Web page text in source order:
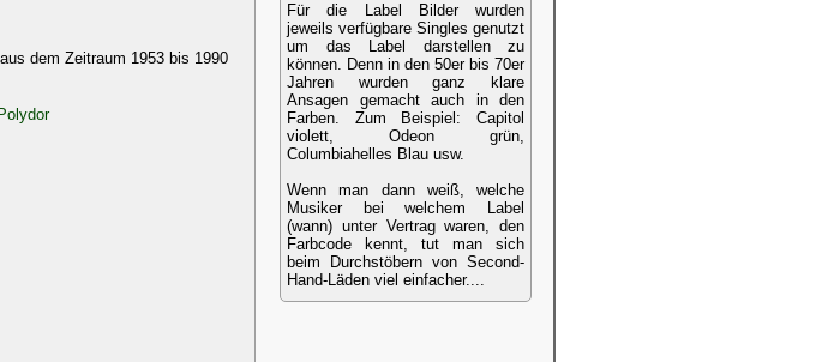
dem Zeitraum 1953 bis 1990
Für die Label Bilder wurden
jeweils verfügbare Singles genutzt
um das Label darstellen zu
können. Denn in den 50er bis 70er
Jahren wurden ganz klare
Ansagen gemacht auch in den
Farben. Zum Beispiel: Capitol
violett, Odeon grün,
Columbiahelles Blau usw.
Wenn man dann weiß, welche
Musiker bei welchem Label
(wann) unter Vertrag waren, den
Farbcode kennt, tut man sich
beim Durchstöbern von Second-
Hand-Läden viel einfacher....